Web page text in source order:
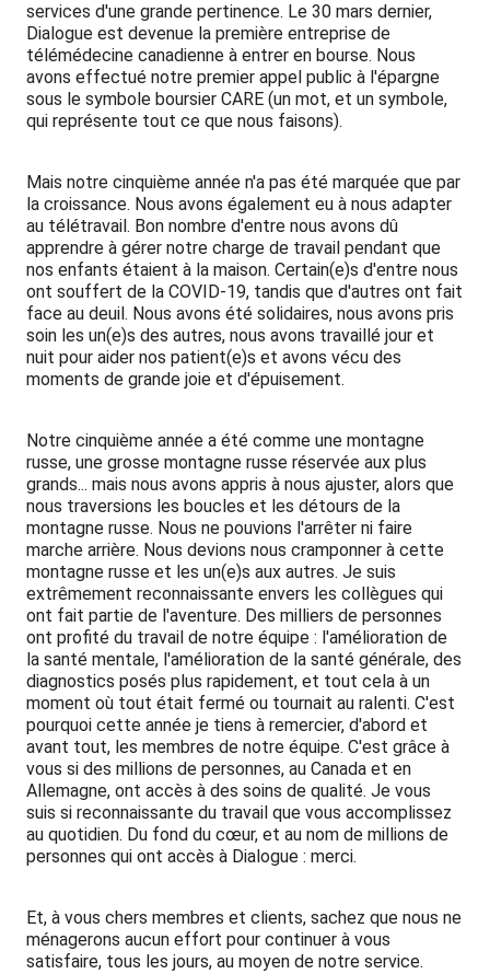
services d'une grande pertinence. Le 30 mars dernier,
Dialogue est devenue la première entreprise de
télémédecine canadienne à entrer en bourse. Nous
avons effectué notre premier appel public à l'épargne
sous le symbole boursier CARE (un mot, et un symbole,
qui représente tout ce que nous faisons).
Mais notre cinquième année n'a pas été marquée que par
la croissance. Nous avons également eu à nous adapter
au télétravail. Bon nombre d'entre nous avons dû
apprendre à gérer notre charge de travail pendant que
nos enfants étaient à la maison. Certain(e)s d'entre nous
ont souffert de la COVID-19, tandis que d'autres ont fait
face au deuil. Nous avons été solidaires, nous avons pris
soin les un(e)s des autres, nous avons travaillé jour et
nuit pour aider nos patient(e)s et avons vécu des
moments de grande joie et d'épuisement.
Notre cinquième année a été comme une montagne
russe, une grosse montagne russe réservée aux plus
grands... mais nous avons appris à nous ajuster, alors que
nous traversions les boucles et les détours de la
montagne russe. Nous ne pouvions l'arrêter ni faire
marche arrière. Nous devions nous cramponner à cette
montagne russe et les un(e)s aux autres. Je suis
extrêmement reconnaissante envers les collègues qui
ont fait partie de l'aventure. Des milliers de personnes
ont profité du travail de notre équipe : l'amélioration de
la santé mentale, l'amélioration de la santé générale, des
diagnostics posés plus rapidement, et tout cela à un
moment où tout était fermé ou tournait au ralenti. C'est
pourquoi cette année je tiens à remercier, d'abord et
avant tout, les membres de notre équipe. C'est grâce à
vous si des millions de personnes, au Canada et en
Allemagne, ont accès à des soins de qualité. Je vous
suis si reconnaissante du travail que vous accomplissez
au quotidien. Du fond du cœur, et au nom de millions de
personnes qui ont accès à Dialogue : merci.
Et, à vous chers membres et clients, sachez que nous ne
ménagerons aucun effort pour continuer à vous
satisfaire, tous les jours, au moyen de notre service.